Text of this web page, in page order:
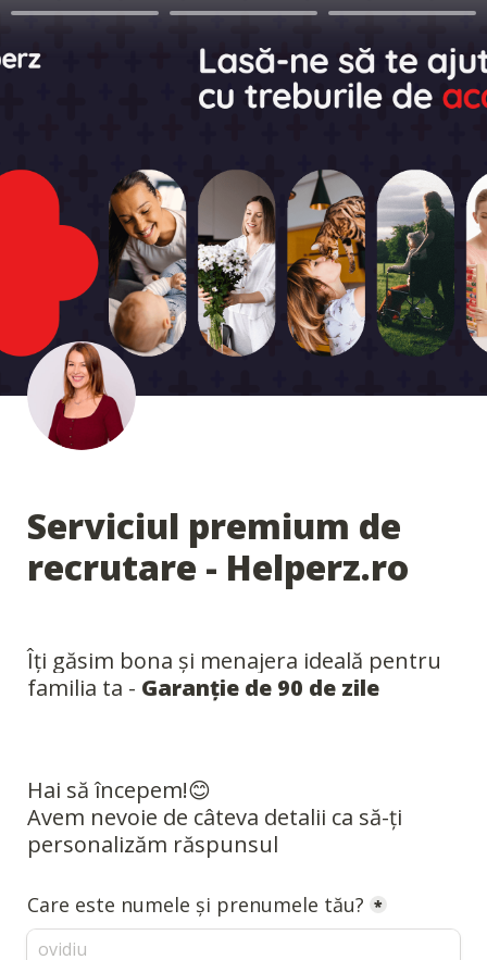
Serviciul premium de
recrutare - Helperz.ro
Îți găsim bona și menajera ideală pentru
familia ta - Garanție de 90 de zile
Avem nevoie de câteva detalii ca să-ți
personalizăm răspunsul
Care este numele și prenumele tău? *